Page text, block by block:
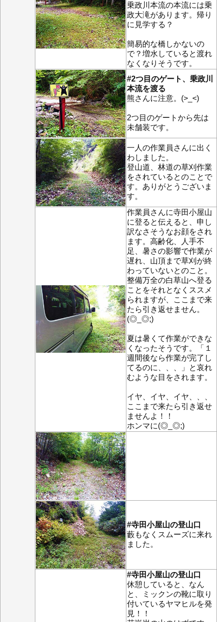
乗政川本流の本流には乗
政大滝があります。帰り
に見学する？
簡易的な橋しかないの
で？増水していると渡れ
なくなりそうです。
#2つ目のゲート、乗政川
本流を渡る
熊さんに注意。(>_<)
2つ目のゲートから先は
未舗装です。
一人の作業員さんに出く
わしました。
登山道、林道の草刈作業
をされているとのことで
す。ありがとうございま
す。
作業員さんに寺田小屋山
に登ると伝えると、申し
訳なさそうなお顔をされ
ます。高齢化、人手不
足、暑さの影響で作業が
遅れ、山頂まで草刈が終
わっていないとのこと。
整備万全の白草山へ登る
ことをそれとなくススメ
られますが、ここまで来
たら引き返せません。
(◎_◎;)
夏は暑くて作業ができな
くなったそうです。「１
週間後なら作業が完了し
てるのに、、、」と哀れ
むような目をされます。
イヤ、イヤ、イヤ、、、
ここまで来たら引き返せ
ませんよ！！
ホンマに(◎_◎;)
#寺田小屋山の登山口
藪もなくスムーズに来れ
ました。
#寺田小屋山の登山口
休憩していると、なん
と、ミックンの靴に取り
付いているヤマヒルを発
見！！